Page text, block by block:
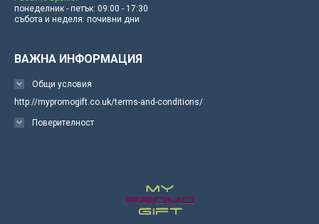
понеделник - петък: 09:00 - 17:30
събота и неделя: почивни дни
ВАЖНА ИНФОРМАЦИЯ
Общи условия
http://mypromogift.co.uk/terms-and-conditions/
Поверителност